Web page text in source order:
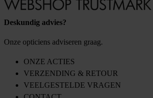
Deskundig advies?
Onze opticiens adviseren graag.
ONZE ACTIES
VERZENDING & RETOUR
VEELGESTELDE VRAGEN